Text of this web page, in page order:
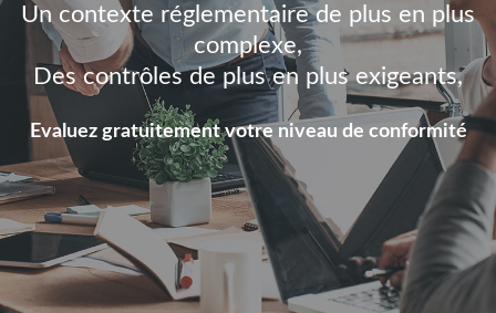
Un contexte réglementaire de plus en plus
complexe,
Des contrôles de plus en plus exigeants,
Evaluez gratuitement votre niveau de conformité